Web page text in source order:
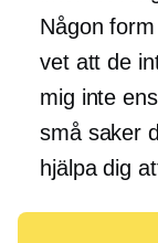
Någon
vet att de
mig inte
små saker
hjälpa dig